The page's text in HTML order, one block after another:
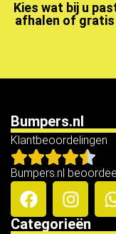
Kies wat bij u
afhalen of
Bumpers.nl
Klantbeoordelingen
Bumpers.nl
Categorieën